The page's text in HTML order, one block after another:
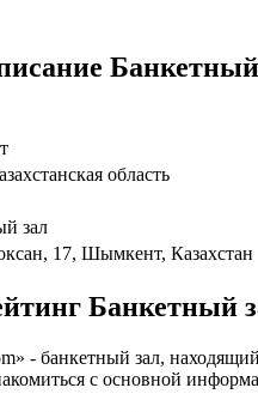
область
зал
17, Шымкент, Казахстан
Банкетный
- банкетный зал,
с основной